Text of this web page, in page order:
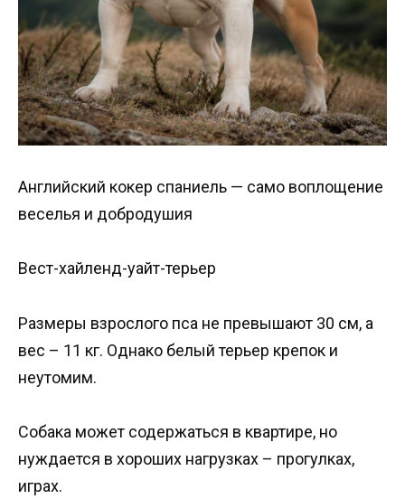
Английский кокер спаниель — само воплощение
веселья и добродушия
Вест-хайленд-уайт-терьер
Размеры взрослого пса не превышают 30 см, а
вес – 11 кг. Однако белый терьер крепок и
неутомим.
Собака может содержаться в квартире, но
нуждается в хороших нагрузках – прогулках,
играх.